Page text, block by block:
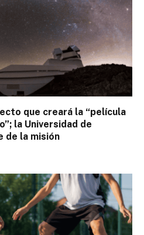
que creará la “película
la Universidad de
de la misión